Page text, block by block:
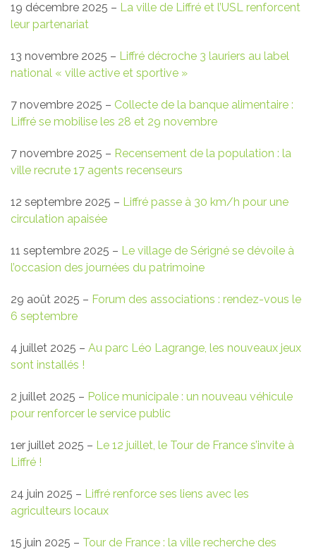
19 décembre 2025 – La ville de Liffré et l’USL renforcent
leur partenariat
13 novembre 2025 – Liffré décroche 3 lauriers au label
national « ville active et sportive »
7 novembre 2025 – Collecte de la banque alimentaire :
Liffré se mobilise les 28 et 29 novembre
7 novembre 2025 – Recensement de la population : la
ville recrute 17 agents recenseurs
12 septembre 2025 – Liffré passe à 30 km/h pour une
circulation apaisée
11 septembre 2025 – Le village de Sérigné se dévoile à
l’occasion des journées du patrimoine
29 août 2025 – Forum des associations : rendez-vous le
6 septembre
4 juillet 2025 – Au parc Léo Lagrange, les nouveaux jeux
sont installés !
2 juillet 2025 – Police municipale : un nouveau véhicule
pour renforcer le service public
1er juillet 2025 – Le 12 juillet, le Tour de France s’invite à
Liffré !
24 juin 2025 – Liffré renforce ses liens avec les
agriculteurs locaux
15 juin 2025 – Tour de France : la ville recherche des